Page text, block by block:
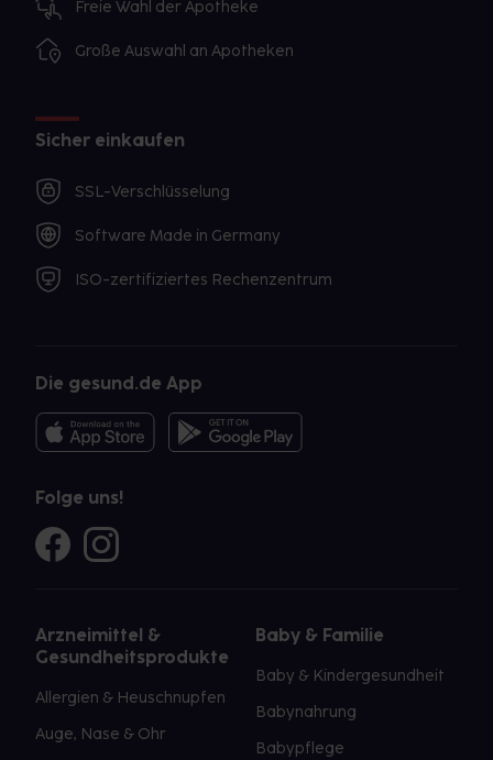
Freie Wahl der Apotheke
Große Auswahl an Apotheken
Sicher einkaufen
SSL-Verschlüsselung
Software Made in Germany
ISO-zertifiziertes Rechenzentrum
Die gesund.de App
Folge uns!
Arzneimittel &
Gesundheitsprodukte
Allergien & Heuschnupfen
Auge, Nase & Ohr
Baby & Familie
Baby & Kindergesundheit
Babynahrung
Babypflege